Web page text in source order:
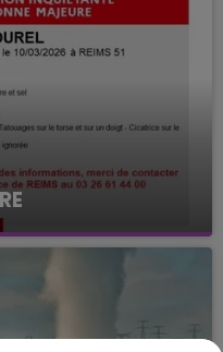
de vie depuis 5
pour le